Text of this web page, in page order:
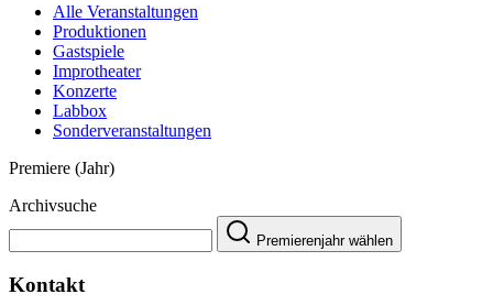
Alle Veranstaltungen
Produktionen
Gastspiele
Improtheater
Konzerte
Labbox
Sonderveranstaltungen
Premiere (Jahr)
Archivsuche
Premierenjahr wählen
Kontakt